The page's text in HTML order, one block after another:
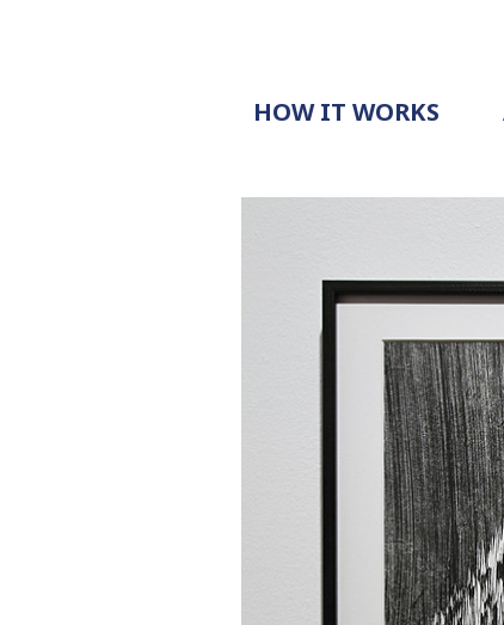
HOW IT WORKS
EXAMPLE
DOCUMENT
REQUEST